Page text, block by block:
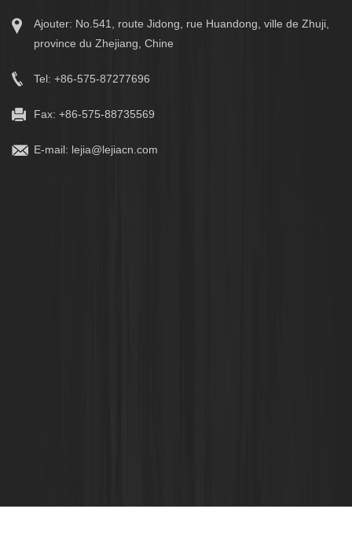
Ajouter: No.541, route Jidong, rue Huandong, ville de Zhuji,
province du Zhejiang, Chine
Tel: +86-575-87277696
Fax: +86-575-88735569
E-mail: lejia@lejiacn.com